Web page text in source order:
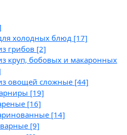
холодных блюд [17]
грибов [2]
круп, бобовых и макаронных
овощей сложные [44]
[19]
[16]
[14]
[9]